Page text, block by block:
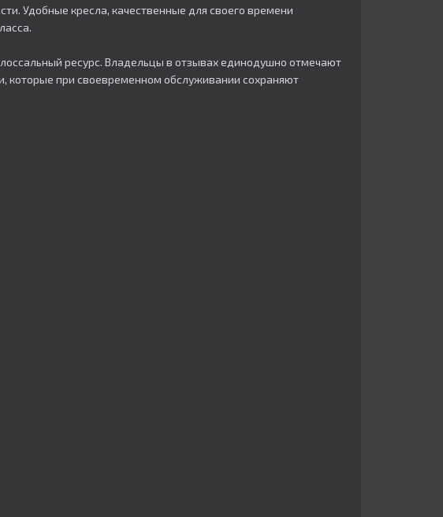
Удобные кресла, качественные для своего времени
ресурс. Владельцы в отзывах единодушно отмечают
которые при своевременном обслуживании сохраняют